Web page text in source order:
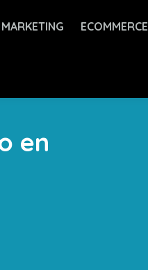
MARKETING ECOMMERCE
en